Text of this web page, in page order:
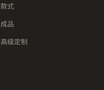
款式
成品
高级定制